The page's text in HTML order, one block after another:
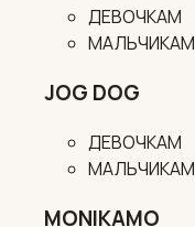
ДЕВОЧКАМ
МАЛЬЧИКАМ
JOG DOG
ДЕВОЧКАМ
МАЛЬЧИКАМ
MONIKAMO